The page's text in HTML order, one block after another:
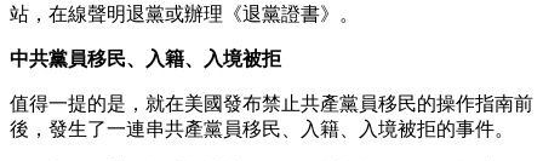
站，在線聲明退黨或辦理《退黨證書》。
中共黨員移民、入籍、入境被拒
值得一提的是，就在美國發布禁止共產黨員移民的操作指南前
後，發生了一連串共產黨員移民、入籍、入境被拒的事件。